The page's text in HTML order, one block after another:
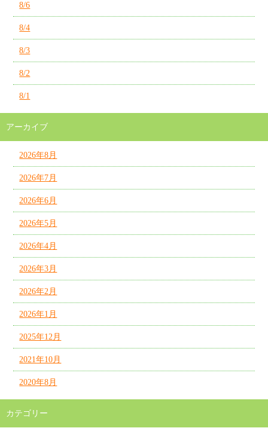
8/6
8/4
8/3
8/2
8/1
アーカイブ
2026年8月
2026年7月
2026年6月
2026年5月
2026年4月
2026年3月
2026年2月
2026年1月
2025年12月
2021年10月
2020年8月
カテゴリー